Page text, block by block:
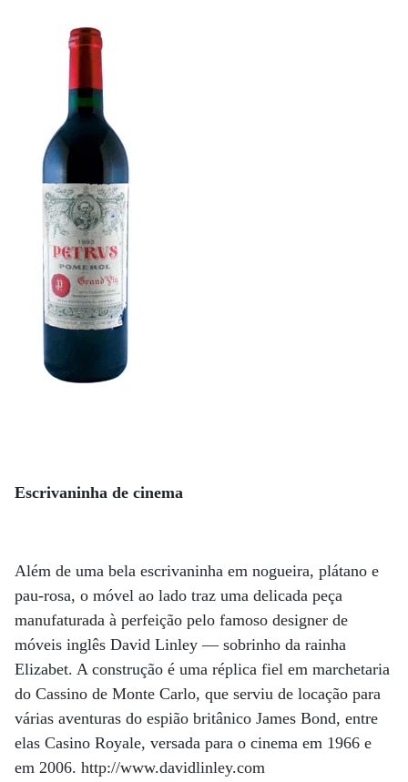
Escrivaninha de cinema
Além de uma bela escrivaninha em nogueira, plátano e
pau-rosa, o móvel ao lado traz uma delicada peça
manufaturada à perfeição pelo famoso designer de
móveis inglês David Linley — sobrinho da rainha
Elizabet. A construção é uma réplica fiel em marchetaria
do Cassino de Monte Carlo, que serviu de locação para
várias aventuras do espião britânico James Bond, entre
elas Casino Royale, versada para o cinema em 1966 e
em 2006. http://www.davidlinley.com